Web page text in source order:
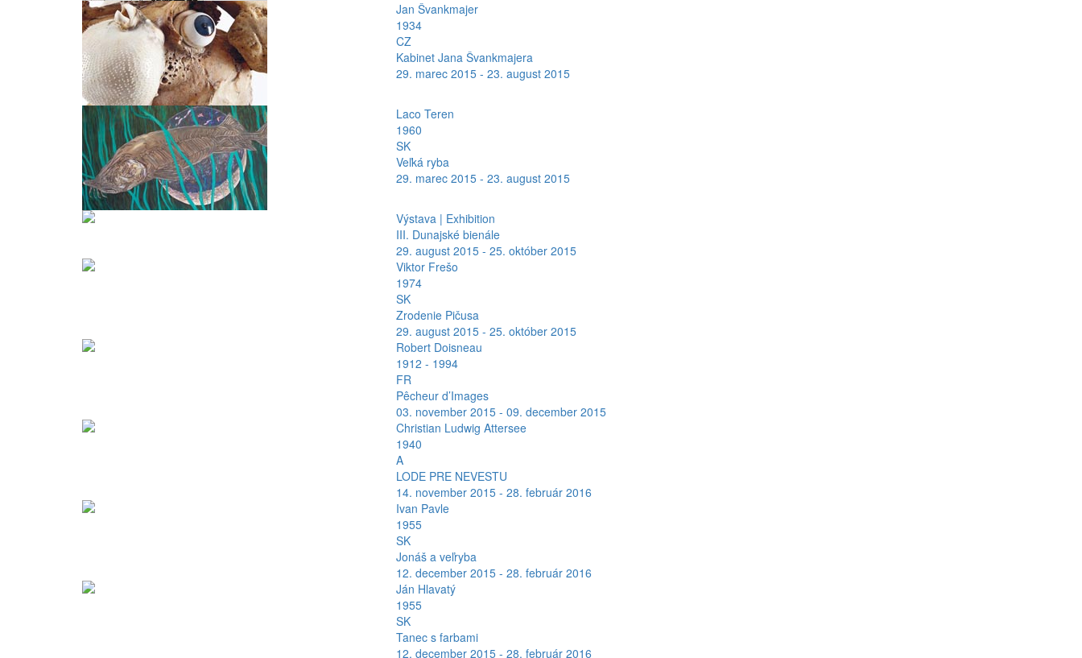
Jan Švankmajer
1934
CZ
Kabinet Jana Švankmajera
29. marec 2015 - 23. august 2015
Laco Teren
1960
SK
Veľká ryba
29. marec 2015 - 23. august 2015
Výstava | Exhibition
III. Dunajské bienále
29. august 2015 - 25. október 2015
Viktor Frešo
1974
SK
Zrodenie Pičusa
29. august 2015 - 25. október 2015
Robert Doisneau
1912 - 1994
FR
Pêcheur d’Images
03. november 2015 - 09. december 2015
Christian Ludwig Attersee
1940
A
LODE PRE NEVESTU
14. november 2015 - 28. február 2016
Ivan Pavle
1955
SK
Jonáš a veľryba
12. december 2015 - 28. február 2016
Ján Hlavatý
1955
SK
Tanec s farbami
12. december 2015 - 28. február 2016